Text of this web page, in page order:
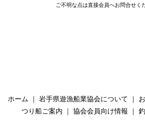
ご不明な点は直接会員へお問合せく
ホーム ｜ 岩手県遊漁船業協会について ｜
つり船ご案内 ｜ 協会会員向け情報 ｜